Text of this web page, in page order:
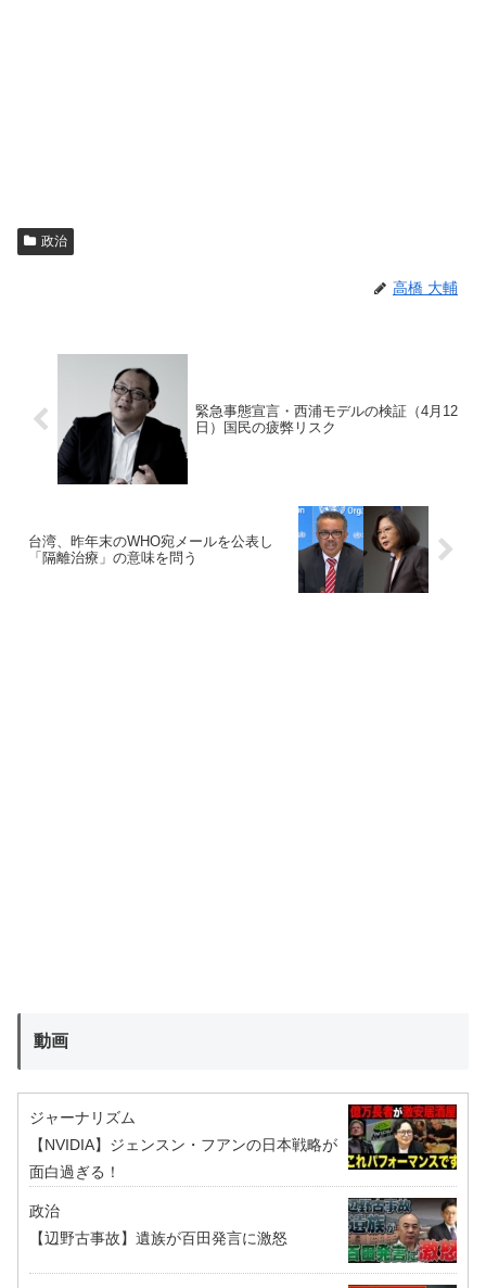
政治
高橋 大輔
緊急事態宣言・西浦モデルの検証（4月12
日）国民の疲弊リスク
台湾、昨年末のWHO宛メールを公表し
「隔離治療」の意味を問う
動画
ジャーナリズム
【NVIDIA】ジェンスン・フアンの日本戦略が
面白過ぎる！
政治
【辺野古事故】遺族が百田発言に激怒